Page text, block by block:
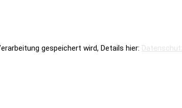
gespeichert wird, Details hier: